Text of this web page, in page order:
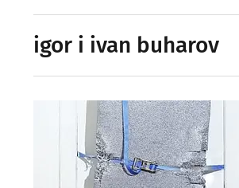
igor i ivan buharov